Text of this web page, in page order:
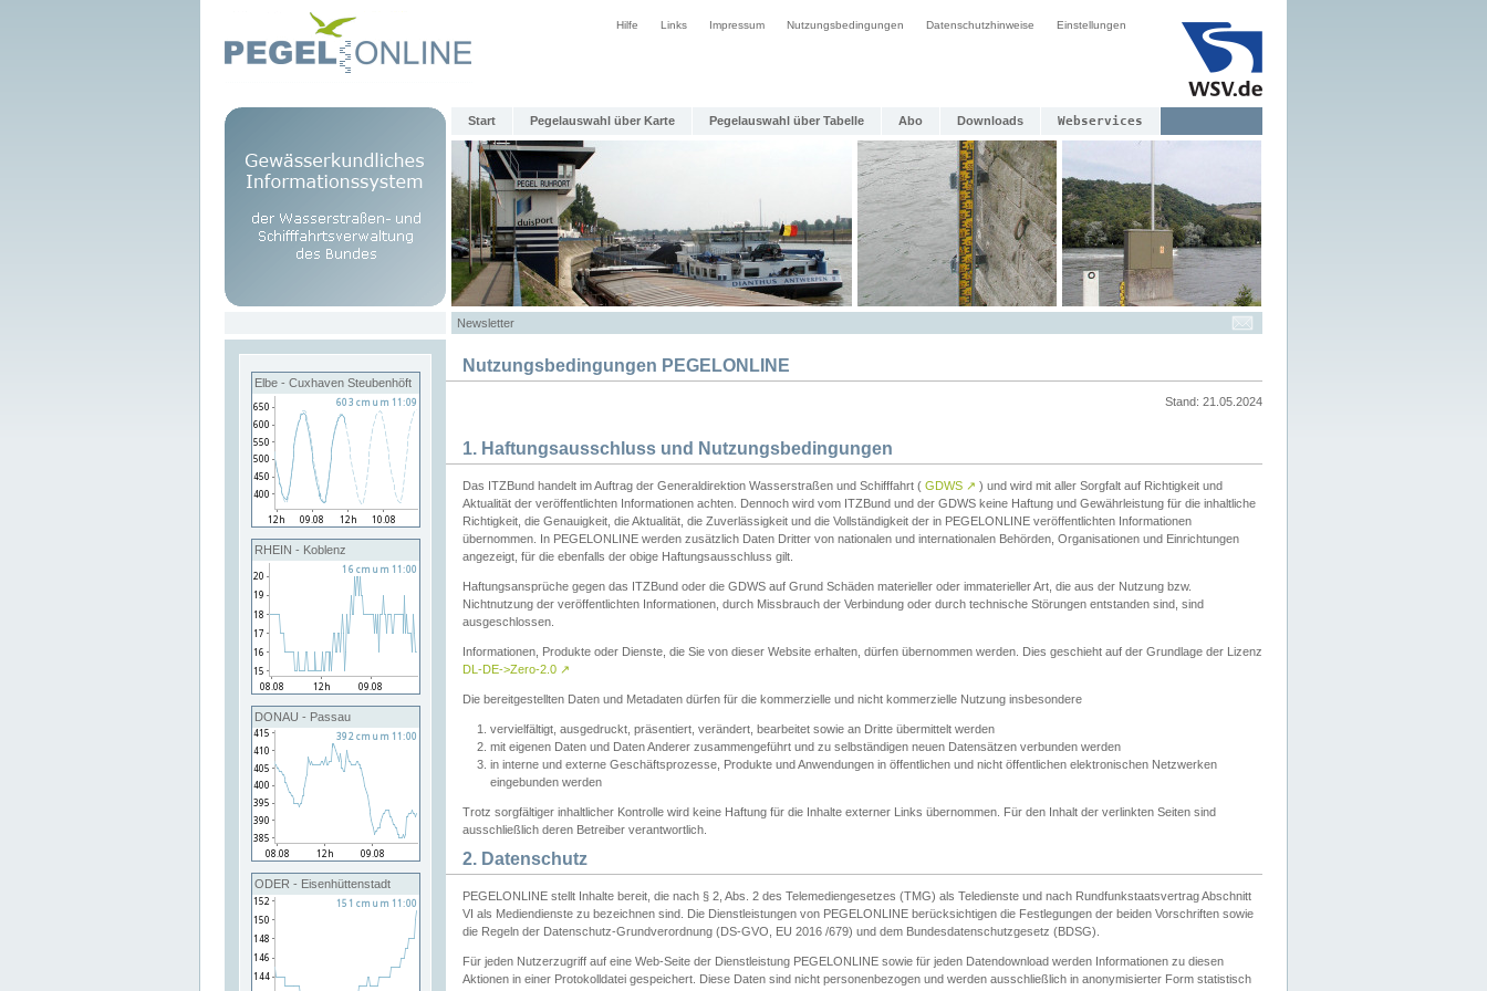
Hilfe Links Impressum Nutzungsbedingungen Datenschutzhinweise Einstellungen
Start Pegelauswahl über Karte Pegelauswahl über Tabelle Abo Downloads Webservices
Newsletter
Elbe - Cuxhaven Steubenhöft
RHEIN - Koblenz
DONAU - Passau
ODER - Eisenhüttenstadt
Nutzungsbedingungen PEGELONLINE
Stand: 21.05.2024
1. Haftungsausschluss und Nutzungsbedingungen
Das ITZBund handelt im Auftrag der Generaldirektion Wasserstraßen und Schifffahrt ( GDWS ↗ ) und wird mit aller Sorgfalt auf Richtigkeit und
Aktualität der veröffentlichten Informationen achten. Dennoch wird vom ITZBund und der GDWS keine Haftung und Gewährleistung für die inhaltliche
Richtigkeit, die Genauigkeit, die Aktualität, die Zuverlässigkeit und die Vollständigkeit der in PEGELONLINE veröffentlichten Informationen
übernommen. In PEGELONLINE werden zusätzlich Daten Dritter von nationalen und internationalen Behörden, Organisationen und Einrichtungen
angezeigt, für die ebenfalls der obige Haftungsausschluss gilt.
Haftungsansprüche gegen das ITZBund oder die GDWS auf Grund Schäden materieller oder immaterieller Art, die aus der Nutzung bzw.
Nichtnutzung der veröffentlichten Informationen, durch Missbrauch der Verbindung oder durch technische Störungen entstanden sind, sind
ausgeschlossen.
Informationen, Produkte oder Dienste, die Sie von dieser Website erhalten, dürfen übernommen werden. Dies geschieht auf der Grundlage der Lizenz
DL-DE->Zero-2.0 ↗
Die bereitgestellten Daten und Metadaten dürfen für die kommerzielle und nicht kommerzielle Nutzung insbesondere
vervielfältigt, ausgedruckt, präsentiert, verändert, bearbeitet sowie an Dritte übermittelt werden
mit eigenen Daten und Daten Anderer zusammengeführt und zu selbständigen neuen Datensätzen verbunden werden
in interne und externe Geschäftsprozesse, Produkte und Anwendungen in öffentlichen und nicht öffentlichen elektronischen Netzwerken
eingebunden werden
Trotz sorgfältiger inhaltlicher Kontrolle wird keine Haftung für die Inhalte externer Links übernommen. Für den Inhalt der verlinkten Seiten sind
ausschließlich deren Betreiber verantwortlich.
2. Datenschutz
PEGELONLINE stellt Inhalte bereit, die nach § 2, Abs. 2 des Telemediengesetzes (TMG) als Teledienste und nach Rundfunkstaatsvertrag Abschnitt
VI als Mediendienste zu bezeichnen sind. Die Dienstleistungen von PEGELONLINE berücksichtigen die Festlegungen der beiden Vorschriften sowie
die Regeln der Datenschutz-Grundverordnung (DS-GVO, EU 2016 /679) und dem Bundesdatenschutzgesetz (BDSG).
Für jeden Nutzerzugriff auf eine Web-Seite der Dienstleistung PEGELONLINE sowie für jeden Datendownload werden Informationen zu diesen
Aktionen in einer Protokolldatei gespeichert. Diese Daten sind nicht personenbezogen und werden ausschließlich in anonymisierter Form statistisch